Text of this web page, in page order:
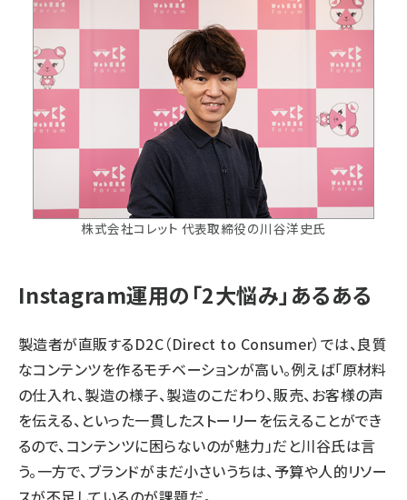
株式会社コレット 代表取締役の川谷洋史氏
Instagram運用の「2大悩み」あるある
製造者が直販するD2C（Direct to Consumer）では、良質
なコンテンツを作るモチベーションが高い。例えば「原材料
の仕入れ、製造の様子、製造のこだわり、販売、お客様の声
を伝える、といった一貫したストーリーを伝えることができ
るので、コンテンツに困らないのが魅力」だと川谷氏は言
う。一方で、ブランドがまだ小さいうちは、予算や人的リソー